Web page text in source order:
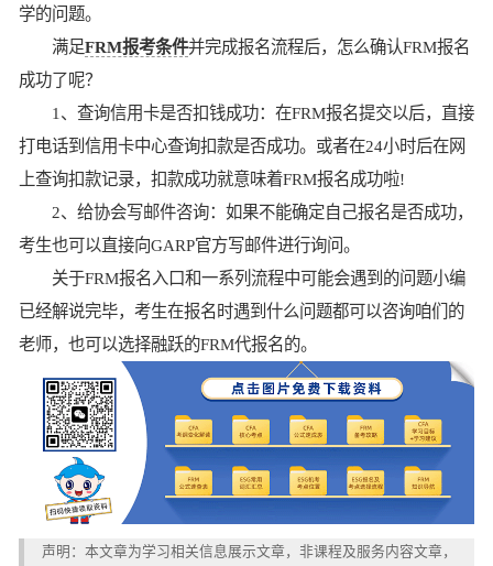
学的问题。
满足FRM报考条件并完成报名流程后，怎么确认FRM报名
成功了呢？
1、查询信用卡是否扣钱成功：在FRM报名提交以后，直接
打电话到信用卡中心查询扣款是否成功。或者在24小时后在网
上查询扣款记录，扣款成功就意味着FRM报名成功啦!
2、给协会写邮件咨询：如果不能确定自己报名是否成功，
考生也可以直接向GARP官方写邮件进行询问。
关于FRM报名入口和一系列流程中可能会遇到的问题小编
已经解说完毕，考生在报名时遇到什么问题都可以咨询咱们的
老师，也可以选择融跃的FRM代报名的。
声明：本文章为学习相关信息展示文章，非课程及服务内容文章，